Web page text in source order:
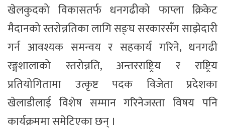
खेलकुदको विकासतर्फ धनगढीको फाप्ला क्रिकेट
मैदानको स्तरोन्नतिका लागि सङ्घ सरकारसँग साझेदारी
गर्न आवश्यक समन्वय र सहकार्य गरिने, धनगढी
रङ्गशालाको स्तरोन्नति, अन्तरराष्ट्रिय र राष्ट्रिय
प्रतियोगितामा उत्कृष्ट पदक विजेता प्रदेशका
खेलाडीलाई विशेष सम्मान गरिनेजस्ता विषय पनि
कार्यक्रममा समेटिएका छन् ।